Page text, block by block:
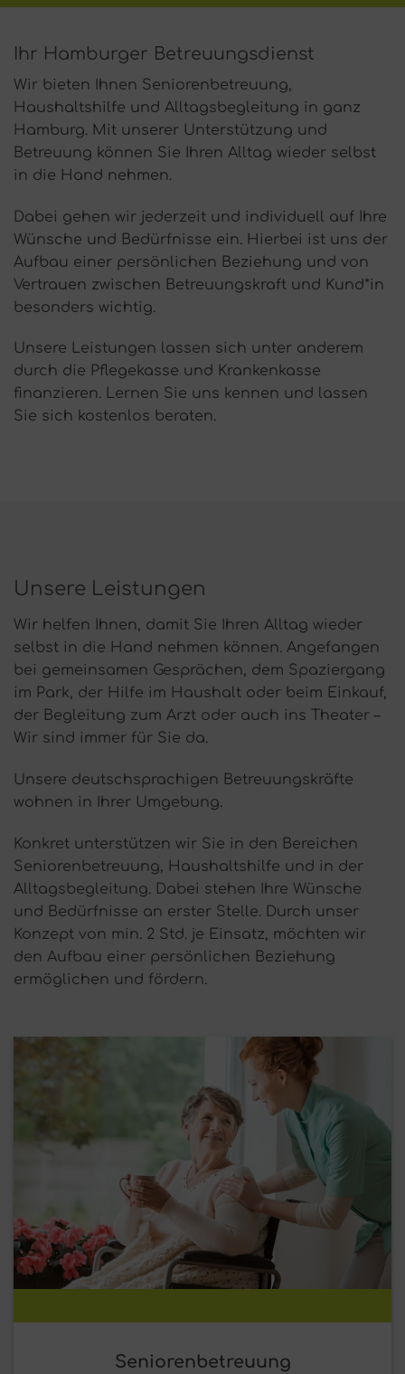
Ihr Hamburger Betreuungsdienst
Wir bieten Ihnen Seniorenbetreuung,
Haushaltshilfe und Alltagsbegleitung in ganz
Hamburg. Mit unserer Unterstützung und
Betreuung können Sie Ihren Alltag wieder selbst
in die Hand nehmen.
Dabei gehen wir jederzeit und individuell auf Ihre
Wünsche und Bedürfnisse ein. Hierbei ist uns der
Aufbau einer persönlichen Beziehung und von
Vertrauen zwischen Betreuungskraft und Kund*in
besonders wichtig.
Unsere Leistungen lassen sich unter anderem
durch die Pflegekasse und Krankenkasse
finanzieren. Lernen Sie uns kennen und lassen
Sie sich kostenlos beraten.
Unsere Leistungen
Wir helfen Ihnen, damit Sie Ihren Alltag wieder
selbst in die Hand nehmen können. Angefangen
bei gemeinsamen Gesprächen, dem Spaziergang
im Park, der Hilfe im Haushalt oder beim Einkauf,
der Begleitung zum Arzt oder auch ins Theater –
Wir sind immer für Sie da.
Unsere deutschsprachigen Betreuungskräfte
wohnen in Ihrer Umgebung.
Konkret unterstützen wir Sie in den Bereichen
Seniorenbetreuung, Haushaltshilfe und in der
Alltagsbegleitung. Dabei stehen Ihre Wünsche
und Bedürfnisse an erster Stelle. Durch unser
Konzept von min. 2 Std. je Einsatz, möchten wir
den Aufbau einer persönlichen Beziehung
ermöglichen und fördern.
Seniorenbetreuung